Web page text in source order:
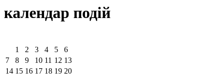
календар подiй
1
2 3 4 5
6
7
8 9 10 11 12 13
14 15 16 17 18 19 20